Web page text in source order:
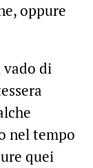
oppure
vado di
nel tempo
quei